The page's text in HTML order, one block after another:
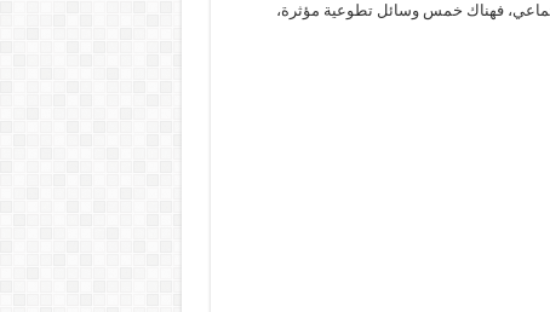
فهناك خمس وسائل تطوعية مؤثرة،